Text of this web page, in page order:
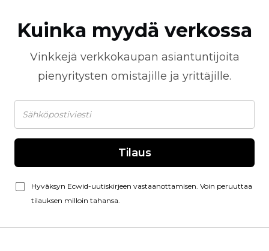
Kuinka myydä verkossa
Vinkkejä verkkokaupan asiantuntijoita
pienyritysten omistajille ja yrittäjille.
Tilaus
Hyväksyn Ecwid-uutiskirjeen vastaanottamisen. Voin peruuttaa
tilauksen milloin tahansa.